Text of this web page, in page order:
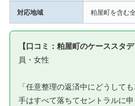
対応地域 粕屋町を含む
【口コミ：粕屋町のケーススタデ
員・女性
「任意整理の返済中にどうして
手はすべて落ちてセントラルに